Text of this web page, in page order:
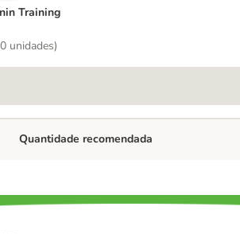
Training
unidades)
Quantidade recomendada